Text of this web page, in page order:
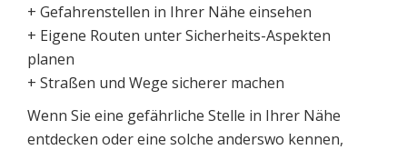
+ Gefahrenstellen in Ihrer Nähe einsehen
+ Eigene Routen unter Sicherheits-Aspekten
planen
+ Straßen und Wege sicherer machen
Wenn Sie eine gefährliche Stelle in Ihrer Nähe
entdecken oder eine solche anderswo kennen,